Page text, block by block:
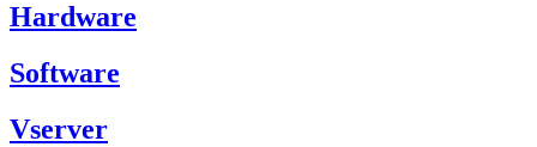
Hardware
Software
Vserver